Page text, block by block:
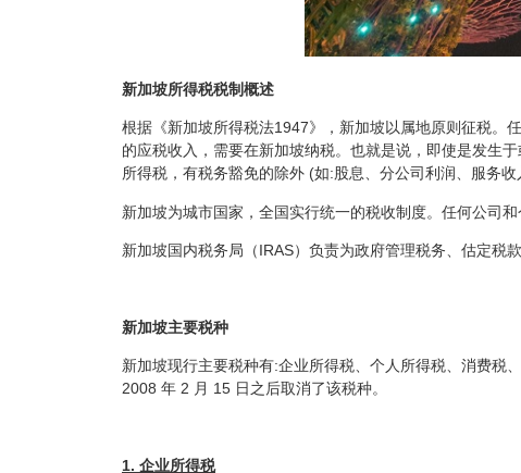
新加坡所得税税制概述
根据《新加坡所得税法1947》，新加坡以属地原则征税。
的应税收入，需要在新加坡纳税。也就是说，即使是发生
所得税，有税务豁免的除外 (如:股息、分公司利润、服务收
新加坡为城市国家，全国实行统一的税收制度。任何公司
新加坡国内税务局（IRAS）负责为政府管理税务、估定税
新加坡主要税种
新加坡现行主要税种有:企业所得税、个人所得税、消费税
2008 年 2 月 15 日之后取消了该税种。
1. 企业所得税